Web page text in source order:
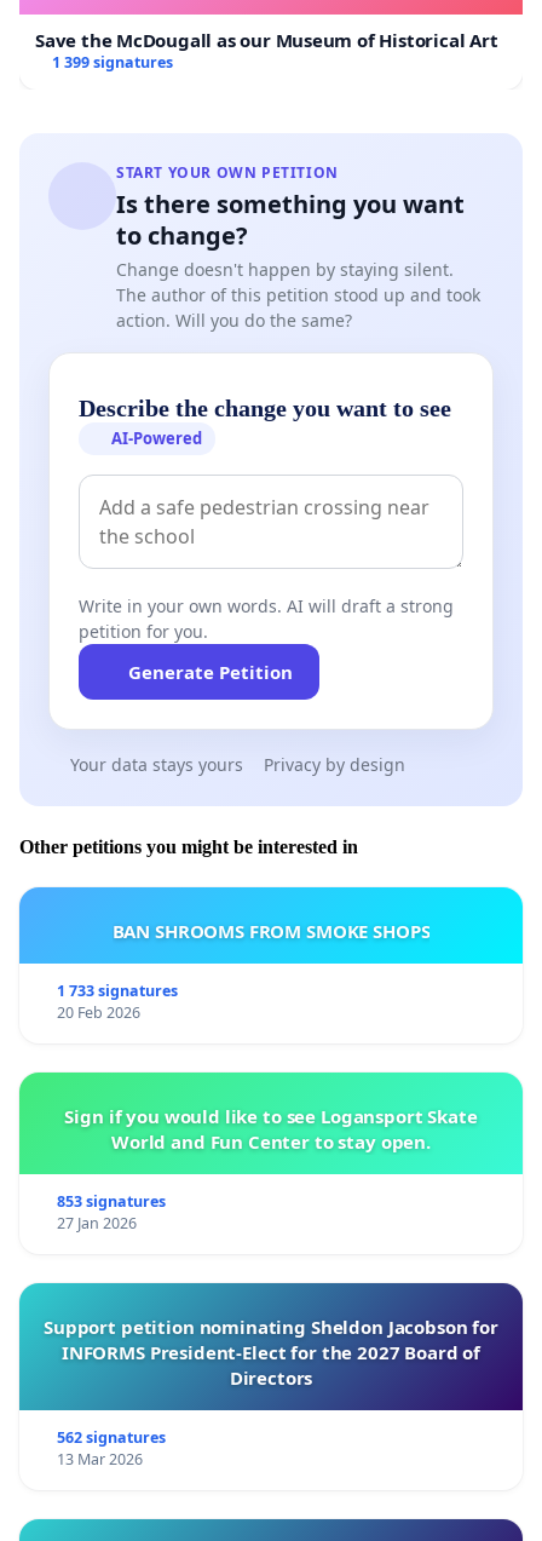
Save the McDougall as our Museum of Historical Art
1 399 signatures
START YOUR OWN PETITION
Is there something you want
to change?
Change doesn't happen by staying silent.
The author of this petition stood up and took
action. Will you do the same?
Describe the change you want to see
AI-Powered
Write in your own words. AI will draft a strong
petition for you.
Generate Petition
Your data stays yours Privacy by design
Other petitions you might be interested in
BAN SHROOMS FROM SMOKE SHOPS
1 733 signatures
20 Feb 2026
Sign if you would like to see Logansport Skate
World and Fun Center to stay open.
853 signatures
27 Jan 2026
Support petition nominating Sheldon Jacobson for
INFORMS President-Elect for the 2027 Board of
Directors
562 signatures
13 Mar 2026